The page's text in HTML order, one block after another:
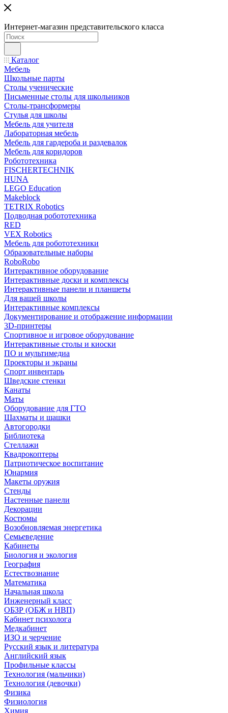
Интернет-магазин представительского класса
Каталог
Мебель
Школьные парты
Столы ученические
Письменные столы для школьников
Столы-трансформеры
Стулья для школы
Мебель для учителя
Лабораторная мебель
Мебель для гардероба и раздевалок
Мебель для коридоров
Робототехника
FISCHERTECHNIK
HUNA
LEGO Education
Makeblock
TETRIX Robotics
Подводная робототехника
RED
VEX Robotics
Мебель для робототехники
Образовательные наборы
RoboRobo
Интерактивное оборудование
Интерактивные доски и комплексы
Интерактивные панели и планшеты
Для вашей школы
Интерактивные комплексы
Документирование и отображение информации
3D-принтеры
Спортивное и игровое оборудование
Интерактивные столы и киоски
ПО и мультимедиа
Проекторы и экраны
Спорт инвентарь
Шведские стенки
Канаты
Маты
Оборудование для ГТО
Шахматы и шашки
Автогородки
Библиотека
Стеллажи
Квадрокоптеры
Патриотическое воспитание
Юнармия
Макеты оружия
Стенды
Настенные панели
Декорации
Костюмы
Возобновляемая энергетика
Семьеведение
Кабинеты
Биология и экология
География
Естествознание
Математика
Начальная школа
Инженерный класс
ОБЗР (ОБЖ и НВП)
Кабинет психолога
Медкабинет
ИЗО и черчение
Русский язык и литература
Английский язык
Профильные классы
Технология (мальчики)
Технология (девочки)
Физика
Физиология
Химия